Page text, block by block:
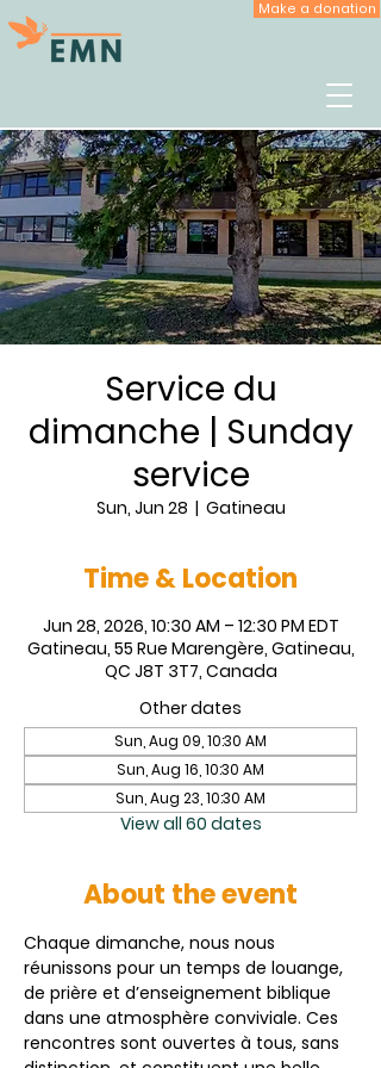
Make a donation
Service du
dimanche | Sunday
service
Sun, Jun 28
  |
Gatineau
Time & Location
Jun 28, 2026, 10:30 AM – 12:30 PM EDT
Gatineau, 55 Rue Marengère, Gatineau,
QC J8T 3T7, Canada
Other dates
Sun, Aug 09, 10:30 AM
Sun, Aug 16, 10:30 AM
Sun, Aug 23, 10:30 AM
View all 60 dates
About the event
Chaque dimanche, nous nous
réunissons pour un temps de louange,
de prière et d’enseignement biblique
dans une atmosphère conviviale. Ces
rencontres sont ouvertes à tous, sans